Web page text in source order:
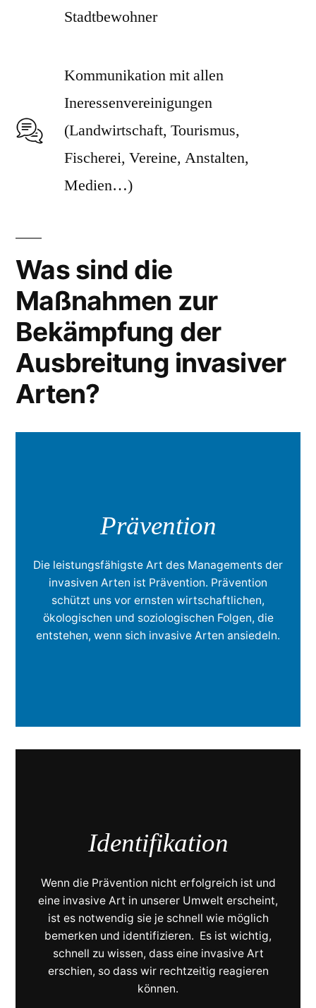
Stadtbewohner
Kommunikation mit allen
Ineressenvereinigungen
(Landwirtschaft, Tourismus,
Fischerei, Vereine, Anstalten,
Medien…)
Was sind die
Maßnahmen zur
Bekämpfung der
Ausbreitung invasiver
Arten?
Prävention
Die leistungsfähigste Art des Managements der
invasiven Arten ist Prävention. Prävention
schützt uns vor ernsten wirtschaftlichen,
ökologischen und soziologischen Folgen, die
entstehen, wenn sich invasive Arten ansiedeln.
Identifikation
Wenn die Prävention nicht erfolgreich ist und
eine invasive Art in unserer Umwelt erscheint,
ist es notwendig sie je schnell wie möglich
bemerken und identifizieren. Es ist wichtig,
schnell zu wissen, dass eine invasive Art
erschien, so dass wir rechtzeitig reagieren
können.